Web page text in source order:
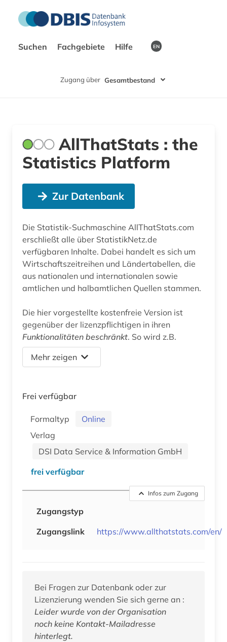
Suchen Fachgebiete Hilfe EN
Zugang über Gesamtbestand
AllThatStats : the
Statistics Platform
Zur Datenbank
Die Statistik-Suchmaschine AllThatStats.com
erschließt alle über StatistikNetz.de
verfügbaren Inhalte. Dabei handelt es sich um
Wirtschaftszeitreihen und Ländertabellen, die
aus nationalen und internationalen sowie
amtlichen und halbamtlichen Quellen stammen.
Die hier vorgestellte kostenfreie Version ist
gegenüber der lizenzpflichtigen in ihren
Funktionalitäten beschränkt. So wird z.B.
Mehr zeigen
Frei verfügbar
Formaltyp
Online
Verlag
DSI Data Service & Information GmbH
frei verfügbar
Infos zum Zugang
Zugangstyp
Zugangslink
https://www.allthatstats.com/en/
Bei Fragen zur Datenbank oder zur
Lizenzierung wenden Sie sich gerne an :
Leider wurde von der Organisation
noch keine Kontakt-Mailadresse
hinterlegt.